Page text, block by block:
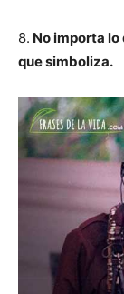
8. No importa
que simboliza.